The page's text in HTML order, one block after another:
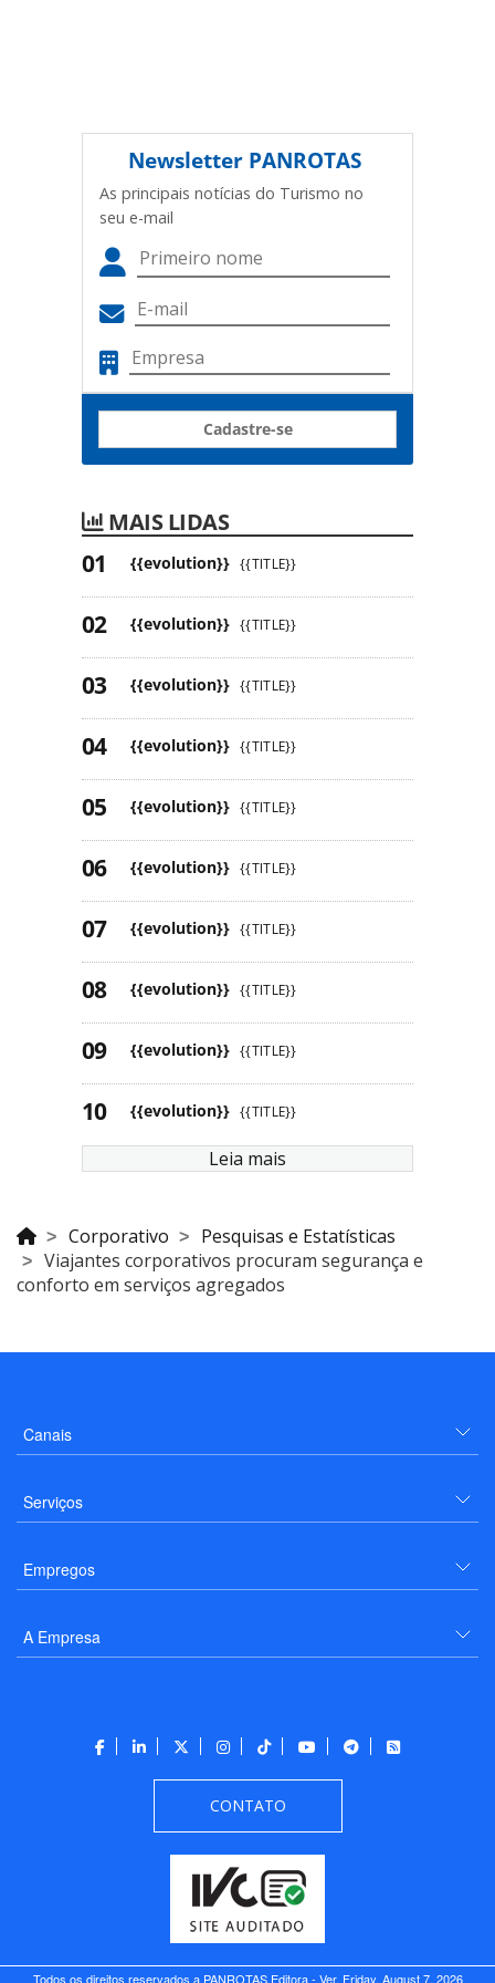
Newsletter PANROTAS
As principais notícias do Turismo no
seu e-mail
Cadastre-se
MAIS LIDAS
{{evolution}} {{TITLE}}
{{evolution}} {{TITLE}}
{{evolution}} {{TITLE}}
{{evolution}} {{TITLE}}
{{evolution}} {{TITLE}}
{{evolution}} {{TITLE}}
{{evolution}} {{TITLE}}
{{evolution}} {{TITLE}}
{{evolution}} {{TITLE}}
{{evolution}} {{TITLE}}
Leia mais
Corporativo
Pesquisas e Estatísticas
Viajantes corporativos procuram segurança e
conforto em serviços agregados
Canais
Serviços
Empregos
A Empresa
CONTATO
Todos os direitos reservados a PANROTAS Editora - Ver. Friday, August 7, 2026